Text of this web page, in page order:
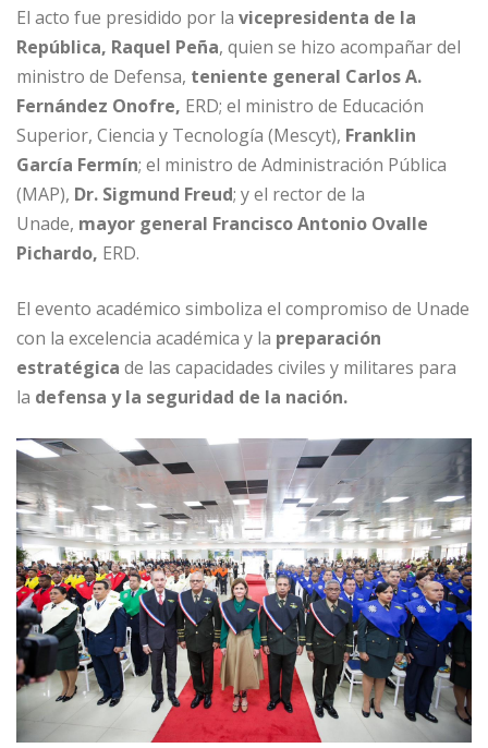
El acto fue presidido por la vicepresidenta de la
República, Raquel Peña, quien se hizo acompañar del
ministro de Defensa, teniente general Carlos A.
Fernández Onofre, ERD; el ministro de Educación
Superior, Ciencia y Tecnología (Mescyt), Franklin
García Fermín; el ministro de Administración Pública
(MAP), Dr. Sigmund Freud; y el rector de la
Unade, mayor general Francisco Antonio Ovalle
Pichardo, ERD.
El evento académico simboliza el compromiso de Unade
con la excelencia académica y la preparación
estratégica de las capacidades civiles y militares para
la defensa y la seguridad de la nación.